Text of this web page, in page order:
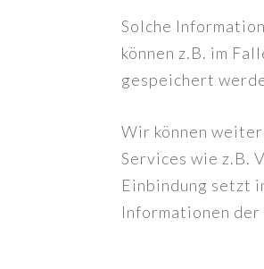
Solche
können z.B. im
gespeichert
Wir können
Services wie z.B.
Einbindung setzt
Informationen